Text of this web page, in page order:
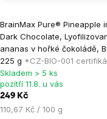
BrainMax Pure® Pineapple
Dark Chocolate,
ananas v hořké čokoládě,
225 g *CZ-BIO-001
hodnocení
produktu
je
5,0
z
Skladem > 5 ks
pozítří 11.8. u vás
249 Kč
Měrná
110,67 Kč / 100 g